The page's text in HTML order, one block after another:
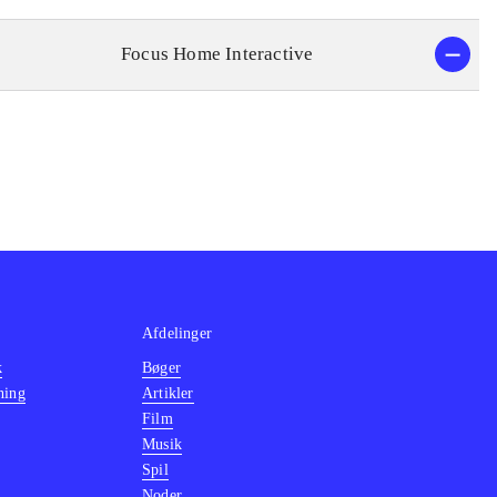
Focus Home Interactive
Afdelinger
Bøger
Artikler
Film
Musik
Spil